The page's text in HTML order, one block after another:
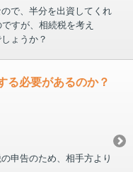
で、半分を出資してくれ
すが、相続税を考え
ょうか？
る必要があるのか？
申告のため、相手方より